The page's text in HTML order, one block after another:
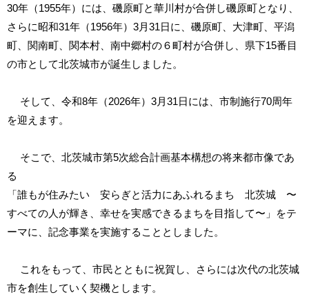
30年（1955年）には、磯原町と華川村が合併し磯原町となり、
さらに昭和31年（1956年）3月31日に、磯原町、大津町、平潟
町、関南町、関本村、南中郷村の６町村が合併し、県下15番目
の市として北茨城市が誕生しました。
そして、令和8年（2026年）3月31日には、市制施行70周年
を迎えます。
そこで、北茨城市第5次総合計画基本構想の将来都市像であ
る
「誰もが住みたい 安らぎと活力にあふれるまち 北茨城 〜
すべての人が輝き、幸せを実感できるまちを目指して〜」をテ
ーマに、記念事業を実施することとしました。
これをもって、市民とともに祝賀し、さらには次代の北茨城
市を創生していく契機とします。